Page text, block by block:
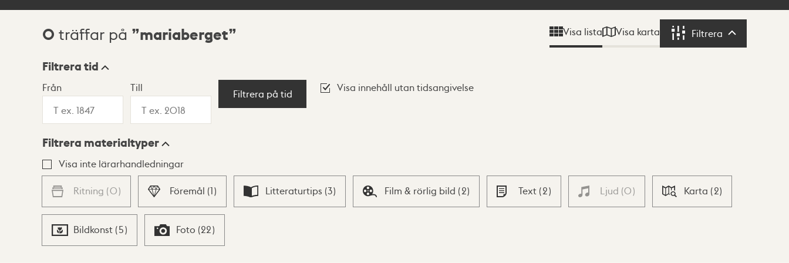
Sökresultat
0 träffar på mariaberget Visa lista Visa karta Filtrera Filtrera
Visningsläge
Lista Karta
Filtrera tid
Från Till
Filtrera på tid
Visa innehåll utan tidsangivelse
Filtrera materialtyper
Visa inte lärarhandledningar
Ritning (0) Föremål (1) Litteraturtips (3) Film & rörlig bild (2) Text (2) Ljud (0) Karta (2)
Bildkonst (5) Foto (22)